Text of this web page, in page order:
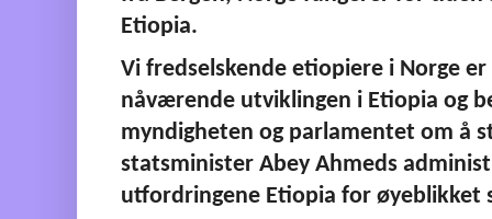
Etiopia.
Vi fredselskende etiopiere i Norge
nåværende utviklingen i Etiopia og
myndigheten og parlamentet om å
statsminister Abey Ahmeds
utfordringene Etiopia for øyeblikket